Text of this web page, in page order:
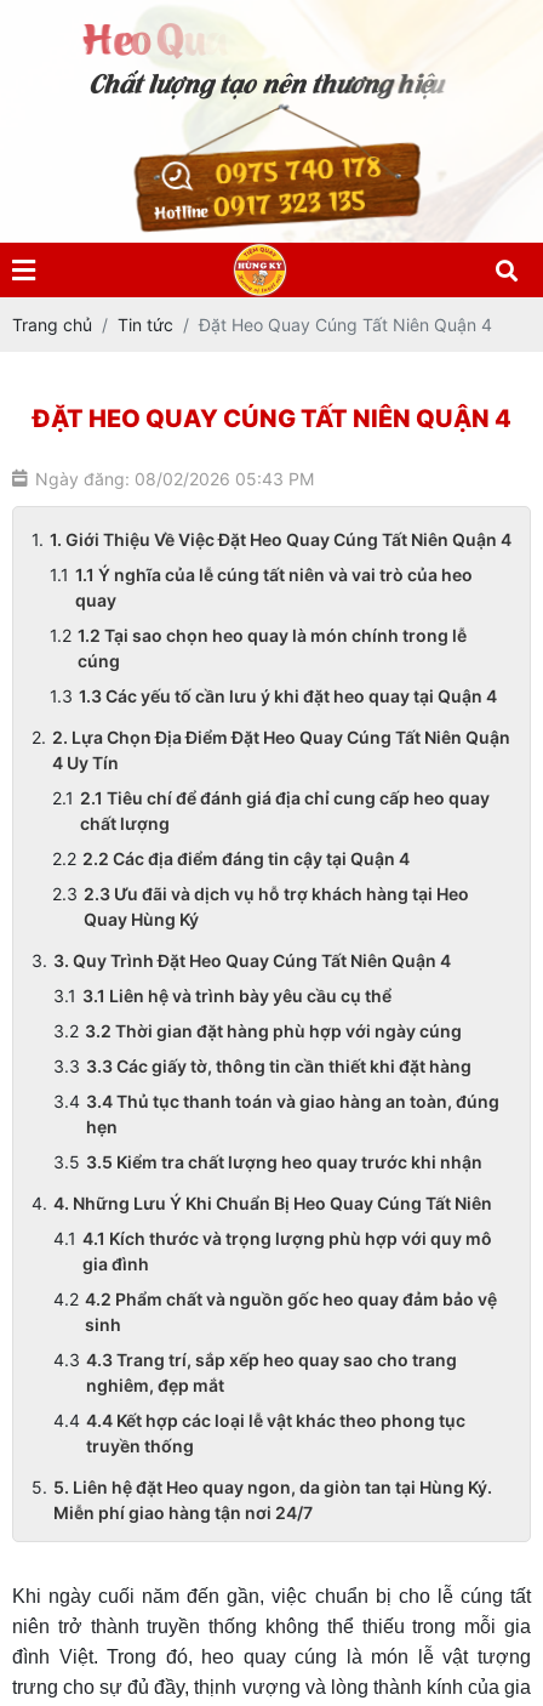
0975 740 178
Hotline0917 323 135
Trang chủ Tin tức Đặt Heo Quay Cúng Tất Niên Quận 4
ĐẶT HEO QUAY CÚNG TẤT NIÊN QUẬN 4
Ngày đăng: 08/02/2026 05:43 PM
1. Giới Thiệu Về Việc Đặt Heo Quay Cúng Tất Niên Quận 4
1.1 Ý nghĩa của lễ cúng tất niên và vai trò của heo
quay
1.2 Tại sao chọn heo quay là món chính trong lễ
cúng
1.3 Các yếu tố cần lưu ý khi đặt heo quay tại Quận 4
2. Lựa Chọn Địa Điểm Đặt Heo Quay Cúng Tất Niên Quận
4 Uy Tín
2.1 Tiêu chí để đánh giá địa chỉ cung cấp heo quay
chất lượng
2.2 Các địa điểm đáng tin cậy tại Quận 4
2.3 Ưu đãi và dịch vụ hỗ trợ khách hàng tại Heo
Quay Hùng Ký
3. Quy Trình Đặt Heo Quay Cúng Tất Niên Quận 4
3.1 Liên hệ và trình bày yêu cầu cụ thể
3.2 Thời gian đặt hàng phù hợp với ngày cúng
3.3 Các giấy tờ, thông tin cần thiết khi đặt hàng
3.4 Thủ tục thanh toán và giao hàng an toàn, đúng
hẹn
3.5 Kiểm tra chất lượng heo quay trước khi nhận
4. Những Lưu Ý Khi Chuẩn Bị Heo Quay Cúng Tất Niên
4.1 Kích thước và trọng lượng phù hợp với quy mô
gia đình
4.2 Phẩm chất và nguồn gốc heo quay đảm bảo vệ
sinh
4.3 Trang trí, sắp xếp heo quay sao cho trang
nghiêm, đẹp mắt
4.4 Kết hợp các loại lễ vật khác theo phong tục
truyền thống
5. Liên hệ đặt Heo quay ngon, da giòn tan tại Hùng Ký.
Miễn phí giao hàng tận nơi 24/7
Khi ngày cuối năm đến gần, việc chuẩn bị cho lễ cúng tất
niên trở thành truyền thống không thể thiếu trong mỗi gia
đình Việt. Trong đó, heo quay cúng là món lễ vật tượng
trưng cho sự đủ đầy, thịnh vượng và lòng thành kính của gia